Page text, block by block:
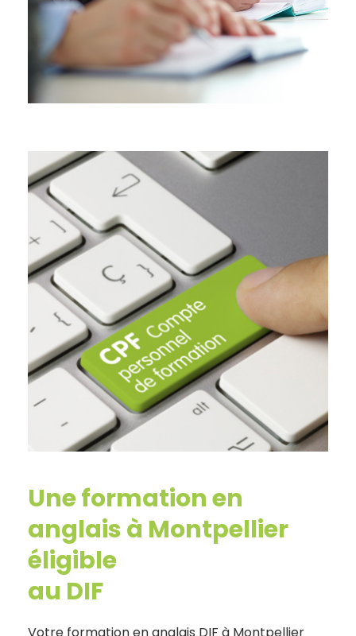
Une formation en
anglais à Montpellier
éligible
au DIF
Votre formation en anglais DIF à Montpellier